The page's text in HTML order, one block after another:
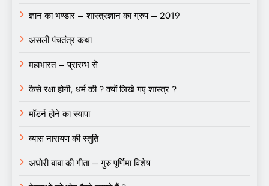
ज्ञान का भण्डार – शास्त्रज्ञान का ग्रुप – 2019
असली पंचतंत्र कथा
महाभारत – प्रारम्भ से
कैसे रक्षा होगी, धर्म की ? क्यों लिखे गए शास्त्र ?
मॉडर्न होने का स्यापा
व्यास नारायण की स्तुति
अघोरी बाबा की गीता – गुरु पूर्णिमा विशेष